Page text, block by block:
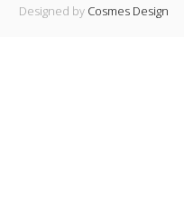
Designed by Cosmes Design